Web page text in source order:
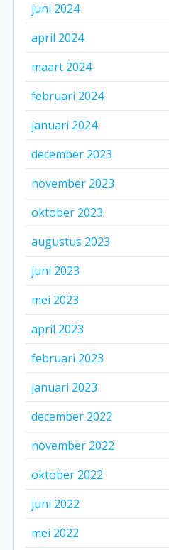
juni 2024
april 2024
maart 2024
februari 2024
januari 2024
december 2023
november 2023
oktober 2023
augustus 2023
juni 2023
mei 2023
april 2023
februari 2023
januari 2023
december 2022
november 2022
oktober 2022
juni 2022
mei 2022